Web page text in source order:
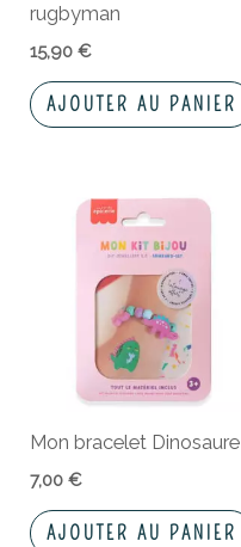
rugbyman
15,90€
AJOUTER AU PANIER
Mon bracelet Dinosaure
7,00€
AJOUTER AU PANIER